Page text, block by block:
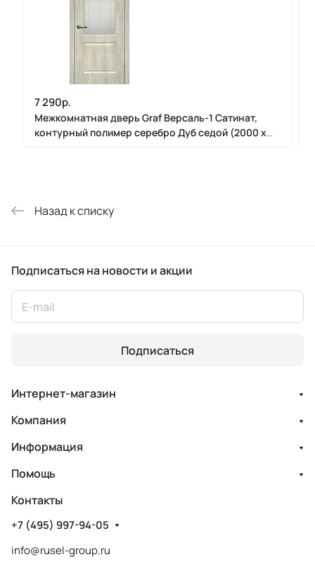
7 290р.
Межкомнатная дверь Graf Версаль-1 Сатинат,
контурный полимер серебро Дуб седой (2000 х
Назад к списку
Подписаться на новости и акции
Подписаться
Интернет-магазин
Компания
Информация
Помощь
Контакты
+7 (495) 997-94-05
info@rusel-group.ru